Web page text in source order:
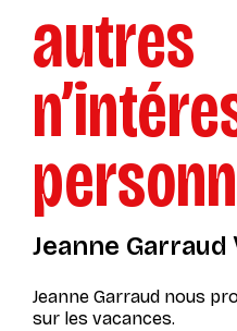
Billetterie
autres
Jeanne Garraud
Jeanne Garraud nous
sur les vacances.